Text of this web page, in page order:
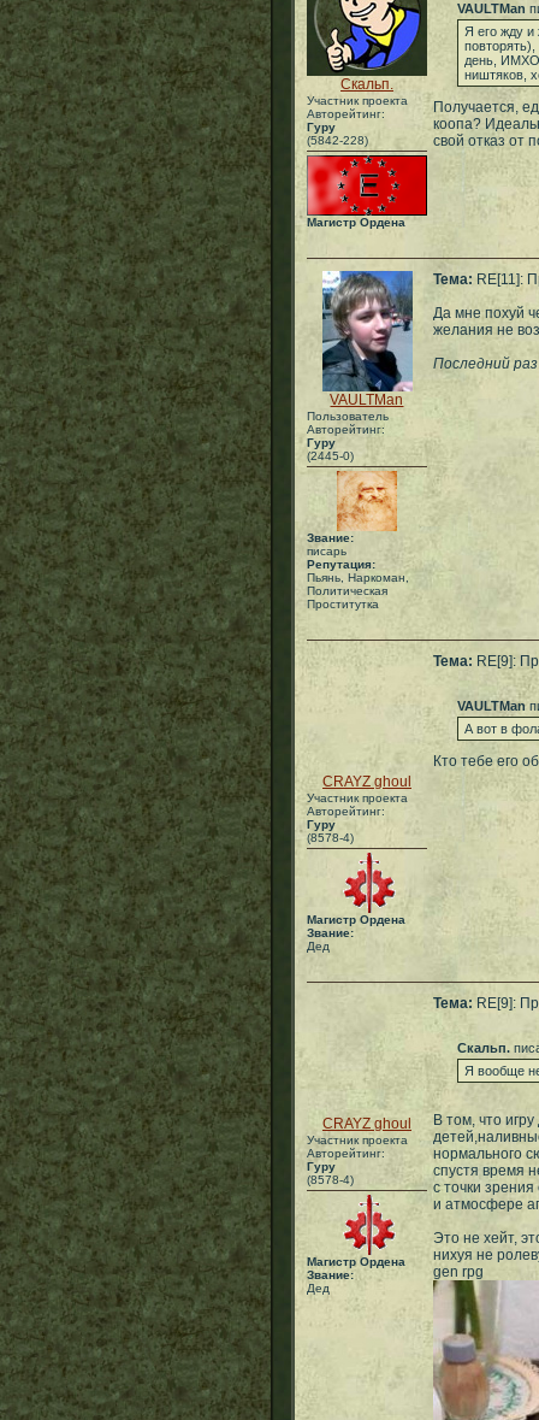
Скальп.
Участник проекта
Авторейтинг:
Гуру
(5842-228)
Магистр Ордена
VAULTMan
Я его жду и
день,
ништяков,
Получается,
коопа?
свой отказ от
VAULTMan
Пользователь
Авторейтинг:
Гуру
(2445-0)
Звание:
писарь
Репутация:
Пьянь, Наркоман,
Политическая
Проститутка
Тема: RE[11]:
Да мне похуй
желания не
Последний
CRAYZ ghoul
Участник проекта
Авторейтинг:
Гуру
(8578-4)
Магистр Ордена
Звание:
Дед
Тема: RE[9]:
VAULTMan
А вот в
Кто тебе его
CRAYZ ghoul
Участник проекта
Авторейтинг:
Гуру
(8578-4)
Магистр Ордена
Звание:
Дед
Тема: RE[9]:
Скальп.
Я вообще
В том, что
нормального
спустя время
с точки
и атмосфере
Это не хейт,
нихуя не
gen rpg